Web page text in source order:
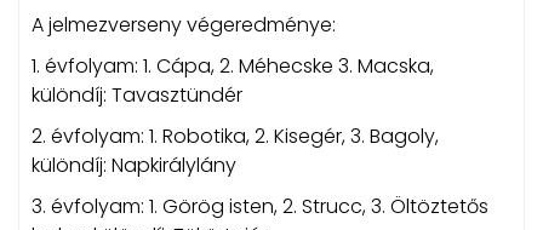
A jelmezverseny végeredménye:
1. évfolyam: 1. Cápa, 2. Méhecske 3. Macska,
különdíj: Tavasztündér
2. évfolyam: 1. Robotika, 2. Kisegér, 3. Bagoly,
különdíj: Napkirálylány
3. évfolyam: 1. Görög isten, 2. Strucc, 3. Öltöztetős